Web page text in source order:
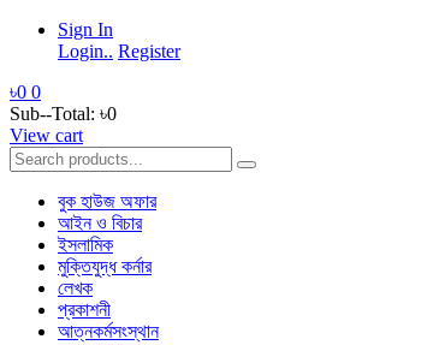
Sign In
Login.. Register
৳0 0
Sub--Total: ৳0
View cart
বুক হাউজ অফার
আইন ও বিচার
ইসলামিক
মুক্তিযুদ্ধ কর্নার
লেখক
প্রকাশনী
আত্নকর্মসংস্থান